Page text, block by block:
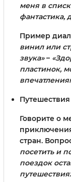
меня в
фантастика,
Пример
винил или
звука»–
пластинок,
Говорите о
стран.
посетить и
поездок